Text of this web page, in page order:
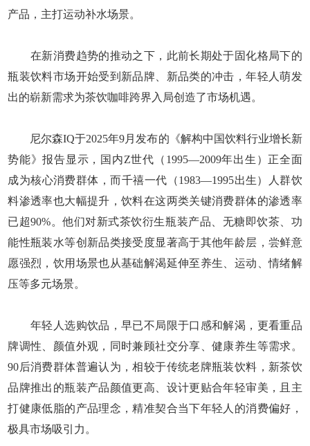
产品，主打运动补水场景。
在新消费趋势的推动之下，此前长期处于固化格局下的
瓶装饮料市场开始受到新品牌、新品类的冲击，年轻人萌发
出的崭新需求为茶饮咖啡跨界入局创造了市场机遇。
尼尔森IQ于2025年9月发布的《解构中国饮料行业增长新
势能》报告显示，国内Z世代（1995—2009年出生）正全面
成为核心消费群体，而千禧一代（1983—1995出生）人群饮
料渗透率也大幅提升，饮料在这两类关键消费群体的渗透率
已超90%。他们对新式茶饮衍生瓶装产品、无糖即饮茶、功
能性瓶装水等创新品类接受度显著高于其他年龄层，尝鲜意
愿强烈，饮用场景也从基础解渴延伸至养生、运动、情绪解
压等多元场景。
年轻人选购饮品，早已不局限于口感和解渴，更看重品
牌调性、颜值外观，同时兼顾社交分享、健康养生等需求。
90后消费群体普遍认为，相较于传统老牌瓶装饮料，新茶饮
品牌推出的瓶装产品颜值更高、设计更贴合年轻审美，且主
打健康低脂的产品理念，精准契合当下年轻人的消费偏好，
极具市场吸引力。